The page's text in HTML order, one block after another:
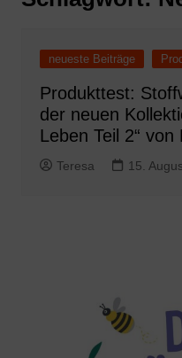
neueste Beiträge
Produkttest:
der neuen
Leben Teil 2“
Teresa 15.